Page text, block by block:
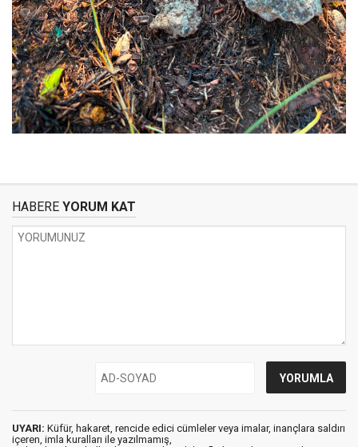
HABERE YORUM KAT
UYARI: Küfür, hakaret, rencide edici cümleler veya imalar, inançlara saldırı
içeren, imla kuralları ile yazılmamış,